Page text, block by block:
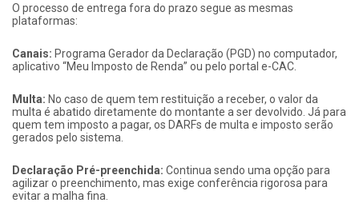
O processo de entrega fora do prazo segue as mesmas
plataformas:
Canais: Programa Gerador da Declaração (PGD) no computador,
aplicativo “Meu Imposto de Renda” ou pelo portal e-CAC.
Multa: No caso de quem tem restituição a receber, o valor da
multa é abatido diretamente do montante a ser devolvido. Já para
quem tem imposto a pagar, os DARFs de multa e imposto serão
gerados pelo sistema.
Declaração Pré-preenchida: Continua sendo uma opção para
agilizar o preenchimento, mas exige conferência rigorosa para
evitar a malha fina.